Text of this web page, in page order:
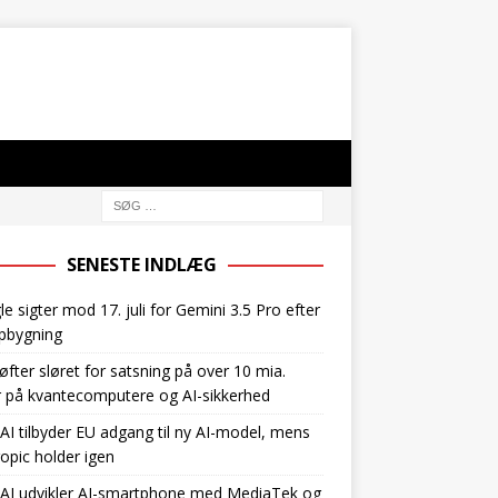
SENESTE INDLÆG
sigter mod 17. juli for Gemini 3.5 Pro efter
sløret for satsning på over 10 mia.
på kvantecomputere og AI-sikkerhed
tilbyder EU adgang til ny AI-model, mens
holder igen
udvikler AI-smartphone med MediaTek og